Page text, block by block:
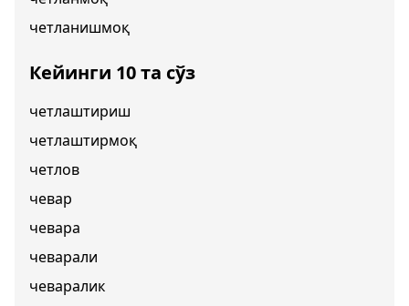
четланишмоқ
Кейинги 10 та сўз
четлаштириш
четлаштирмоқ
четлов
чевар
чевара
чеварали
чеваралик